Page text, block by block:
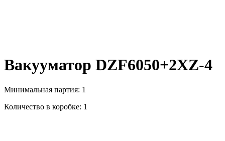
Вакууматор DZF6050+2XZ-4
Минимальная партия: 1
Количество в коробке: 1